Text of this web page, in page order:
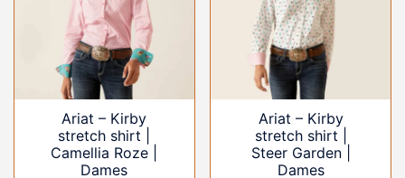
Ariat – Kirby
stretch shirt |
Camellia Roze |
Dames
Ariat – Kirby
stretch shirt |
Steer Garden |
Dames